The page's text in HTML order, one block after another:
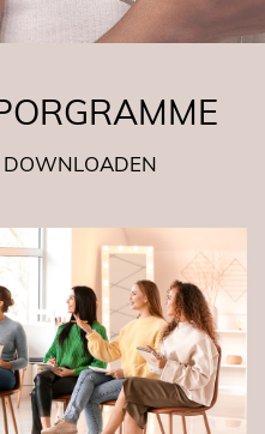
DOWNLOADEN